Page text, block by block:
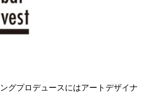
グプロデュースにはアートデザイナ